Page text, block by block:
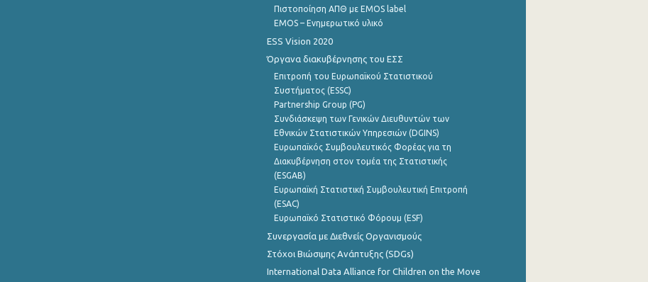
Πιστοποίηση ΑΠΘ με EMOS label
EMOS – Ενημερωτικό υλικό
ESS Vision 2020
Όργανα διακυβέρνησης του ΕΣΣ
Επιτροπή του Ευρωπαϊκού Στατιστικού
Συστήματος (ESSC)
Partnership Group (PG)
Συνδιάσκεψη των Γενικών Διευθυντών των
Εθνικών Στατιστικών Υπηρεσιών (DGINS)
Ευρωπαϊκός Συμβουλευτικός Φορέας για τη
Διακυβέρνηση στον τομέα της Στατιστικής
(ESGAB)
Ευρωπαϊκή Στατιστική Συμβουλευτική Επιτροπή
(ESAC)
Ευρωπαϊκό Στατιστικό Φόρουμ (ESF)
Συνεργασία με Διεθνείς Οργανισμούς
Στόχοι Βιώσιμης Ανάπτυξης (SDGs)
International Data Alliance for Children on the Move